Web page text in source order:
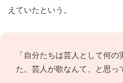
えていたという。
「自分たちは芸人として何
た。芸人が歌なんて、と思っ